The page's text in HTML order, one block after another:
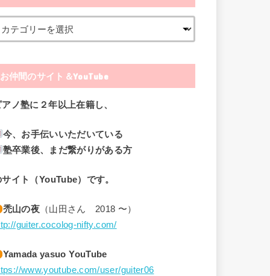
お仲間のサイト＆YouTube
アノ塾に２年以上在籍し、
今、お手伝いいただいている
塾卒業後、まだ繋がりがある方
サイト（YouTube）です。
禿山の夜（山田さん 2018 〜）
guiter.cocolog-nifty.com/
Yamada yasuo YouTube
www.youtube.com/user/guiter06